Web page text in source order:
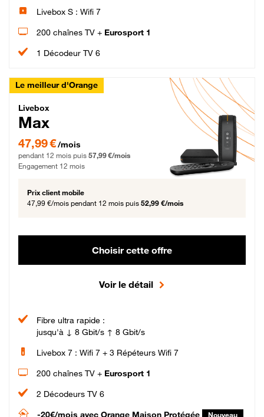
Livebox S : Wifi 7
200 chaînes TV + Eurosport 1
1 Décodeur TV 6
Le meilleur d'Orange
Livebox Max Fibre
Livebox
Max
47,99 € par mois pendant 12 mois puis 57,99 € par mois, Engagement 12 mois
47,99 €/mois
pendant 12 mois puis 57,99 €/mois
Engagement 12 mois
Prix client mobile
47,99 €/mois pendant 12 mois puis 52,99 €/mois
Choisir cette offre
Voir le détail
Fibre ultra rapide :
jusqu'à ↓ 8 Gbit/s ↑ 8 Gbit/s
Livebox 7 : Wifi 7 + 3 Répéteurs Wifi 7
200 chaînes TV + Eurosport 1
2 Décodeurs TV 6
-20€/mois avec Orange Maison Protégée Nouveau